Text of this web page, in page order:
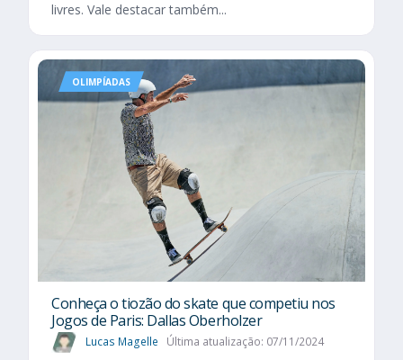
livres. Vale destacar também...
OLIMPÍADAS
Conheça o tiozão do skate que competiu nos
Jogos de Paris: Dallas Oberholzer
Lucas Magelle Última atualização: 07/11/2024